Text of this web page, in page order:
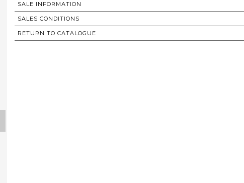
SALE INFORMATION
SALES CONDITIONS
RETURN TO CATALOGUE